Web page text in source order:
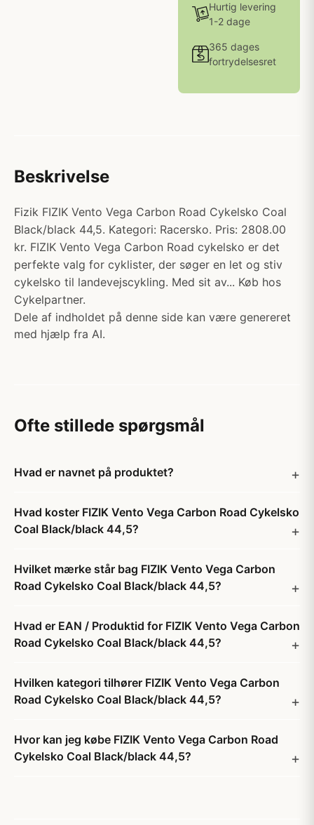
Hurtig levering
1-2 dage
365 dages
fortrydelsesret
Beskrivelse
Fizik FIZIK Vento Vega Carbon Road Cykelsko Coal
Black/black 44,5. Kategori: Racersko. Pris: 2808.00
kr. FIZIK Vento Vega Carbon Road cykelsko er det
perfekte valg for cyklister, der søger en let og stiv
cykelsko til landevejscykling. Med sit av... Køb hos
Cykelpartner.
Dele af indholdet på denne side kan være genereret
med hjælp fra AI.
Ofte stillede spørgsmål
Hvad er navnet på produktet?
Hvad koster FIZIK Vento Vega Carbon Road Cykelsko
Coal Black/black 44,5?
Hvilket mærke står bag FIZIK Vento Vega Carbon
Road Cykelsko Coal Black/black 44,5?
Hvad er EAN / Produktid for FIZIK Vento Vega Carbon
Road Cykelsko Coal Black/black 44,5?
Hvilken kategori tilhører FIZIK Vento Vega Carbon
Road Cykelsko Coal Black/black 44,5?
Hvor kan jeg købe FIZIK Vento Vega Carbon Road
Cykelsko Coal Black/black 44,5?